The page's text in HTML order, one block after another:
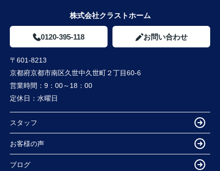
株式会社クラストホーム
0120-395-118 お問い合わせ
〒601-8213
京都府京都市南区久世中久世町２丁目60-6
営業時間： 9：00～18：00
定休日： 水曜日
スタッフ
お客様の声
ブログ